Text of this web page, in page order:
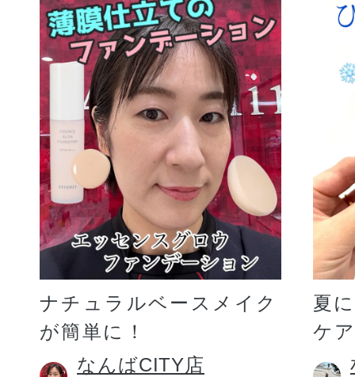
ファッション
ギフト
ご利用ガイド
よくあるご質問
ナチュラルベースメイク
が簡単に！
なんばCITY店
夏
ケ